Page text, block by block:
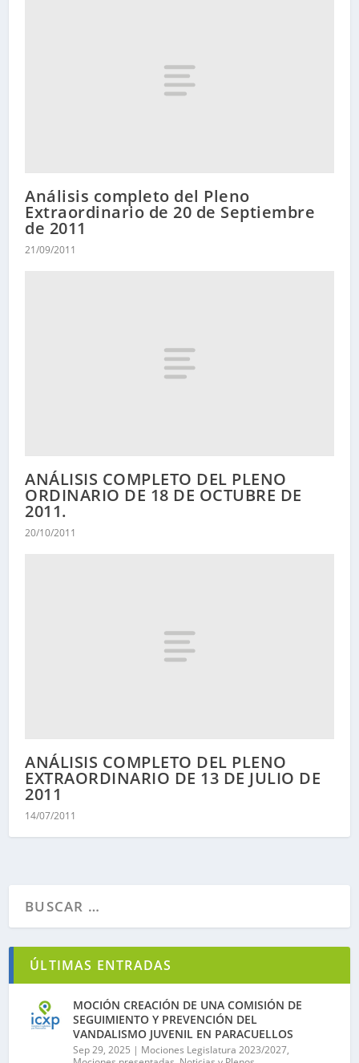
Análisis completo del Pleno
Extraordinario de 20 de Septiembre
de 2011
21/09/2011
ANÁLISIS COMPLETO DEL PLENO
ORDINARIO DE 18 DE OCTUBRE DE
2011.
20/10/2011
ANÁLISIS COMPLETO DEL PLENO
EXTRAORDINARIO DE 13 DE JULIO DE
2011
14/07/2011
ÚLTIMAS ENTRADAS
MOCIÓN CREACIÓN DE UNA COMISIÓN DE
SEGUIMIENTO Y PREVENCIÓN DEL
VANDALISMO JUVENIL EN PARACUELLOS
Sep 29, 2025 | Mociones Legislatura 2023/2027,